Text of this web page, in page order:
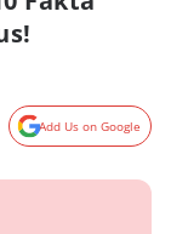
Add Us on Google